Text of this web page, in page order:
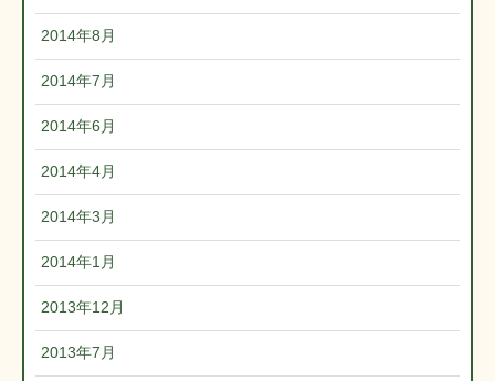
2014年8月
2014年7月
2014年6月
2014年4月
2014年3月
2014年1月
2013年12月
2013年7月